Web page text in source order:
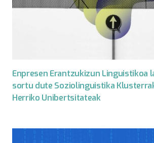
Enpresen Erantzukizun Linguistikoa
sortu dute Soziolinguistika
Herriko Unibertsitateak